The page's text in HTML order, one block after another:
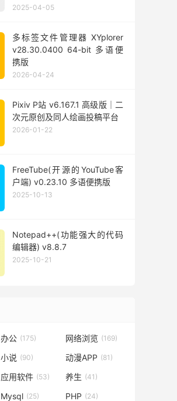
2025-04-05
多标签文件管理器 XYplorer
v28.30.0400 64-bit 多语便
携版
2026-04-24
Pixiv P站 v6.167.1 高级版｜二
次元原创及同人绘画投稿平台
2026-01-22
FreeTube(开源的YouTube客
户端) v0.23.10 多语便携版
2025-10-13
Notepad++(功能强大的代码
编辑器) v8.8.7
2025-10-21
办公 (175) 网络浏览 (169)
小说 (90) 动漫APP (81)
应用软件 (53) 养生 (41)
Mysql (25) PHP (24)